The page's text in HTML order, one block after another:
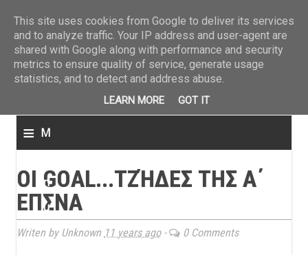
≡ M
n
u
ΟΙ GOAL...ΤΖΉΔΕΣ ΤΗΣ Α΄
ΕΠΣΝΑ
Writen by Unknown 11 years ago- 0 Comments
This site uses cookies from Google to deliver its services
and to analyze traffic. Your IP address and user-agent are
shared with Google along with performance and security
metrics to ensure quality of service, generate usage
statistics, and to detect and address abuse.
LEARN MORE GOT IT